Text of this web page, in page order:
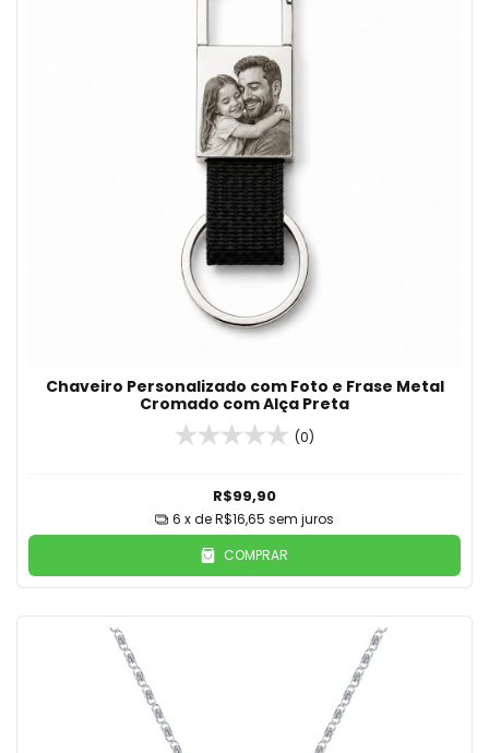
Chaveiro Personalizado com Foto e Frase Metal
Cromado com Alça Preta
(0)
R$99,90
6 x deR$16,65 sem juros
COMPRAR